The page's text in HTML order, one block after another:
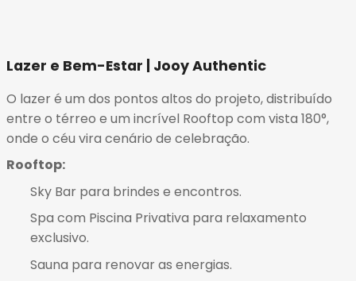
Lazer e Bem-Estar | Jooy Authentic
O lazer é um dos pontos altos do projeto, distribuído
entre o térreo e um incrível Rooftop com vista 180°,
onde o céu vira cenário de celebração.
Rooftop:
Sky Bar para brindes e encontros.
Spa com Piscina Privativa para relaxamento
exclusivo.
Sauna para renovar as energias.